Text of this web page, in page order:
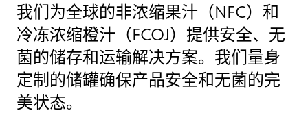
我们为全球的非浓缩果汁（NFC）和
冷冻浓缩橙汁（FCOJ）提供安全、无
菌的储存和运输解决方案。我们量身
定制的储罐确保产品安全和无菌的完
美状态。